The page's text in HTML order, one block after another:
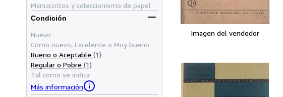
Manuscritos y coleccionismo de papel
Condición
Nuevo
Como nuevo, Excelente o Muy bueno
Bueno o Aceptable (1)
Regular o Pobre (1)
Tal como se indica
Más información
Imagen del vendedor